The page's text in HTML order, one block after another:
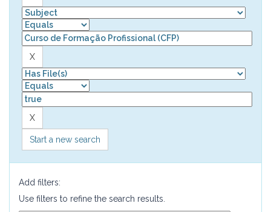
Start a new search
Add filters:
Use filters to refine the search results.